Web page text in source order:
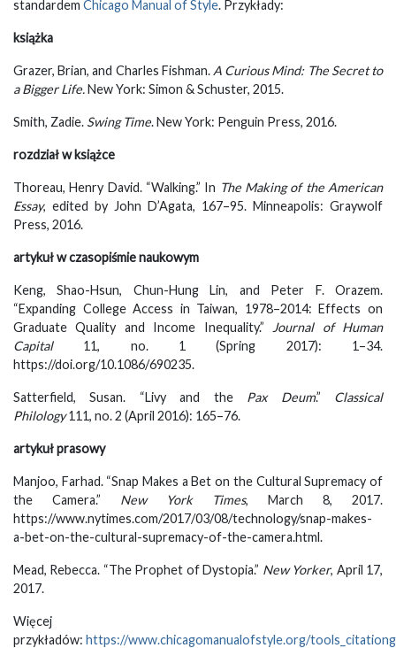
standardem Chicago Manual of Style. Przykłady:
książka
Grazer, Brian, and Charles Fishman. A Curious Mind: The Secret to
a Bigger Life.New York: Simon & Schuster, 2015.
Smith, Zadie. Swing Time. New York: Penguin Press, 2016.
rozdział w książce
Thoreau, Henry David. “Walking.” In The Making of the American
Essay, edited by John D’Agata, 167–95. Minneapolis: Graywolf
Press, 2016.
artykuł w czasopiśmie naukowym
Keng, Shao-Hsun, Chun-Hung Lin, and Peter F. Orazem.
“Expanding College Access in Taiwan, 1978–2014: Effects on
Graduate Quality and Income Inequality.” Journal of Human
Capital11, no. 1 (Spring 2017): 1–34.
https://doi.org/10.1086/690235.
Satterfield, Susan. “Livy and the Pax Deum.” Classical
Philology111, no. 2 (April 2016): 165–76.
artykuł prasowy
Manjoo, Farhad. “Snap Makes a Bet on the Cultural Supremacy of
the Camera.” New York Times, March 8, 2017.
https://www.nytimes.com/2017/03/08/technology/snap-makes-
a-bet-on-the-cultural-supremacy-of-the-camera.html.
Mead, Rebecca. “The Prophet of Dystopia.” New Yorker, April 17,
2017.
Więcej
przykładów: https://www.chicagomanualofstyle.org/